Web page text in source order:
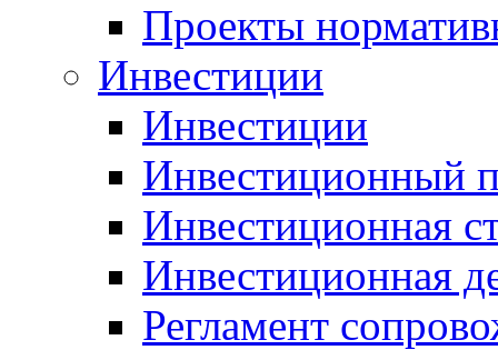
Проекты
Инвестиции
Инвестиции
Инвестиционный
Инвестиционная
Инвестиционная
Регламент